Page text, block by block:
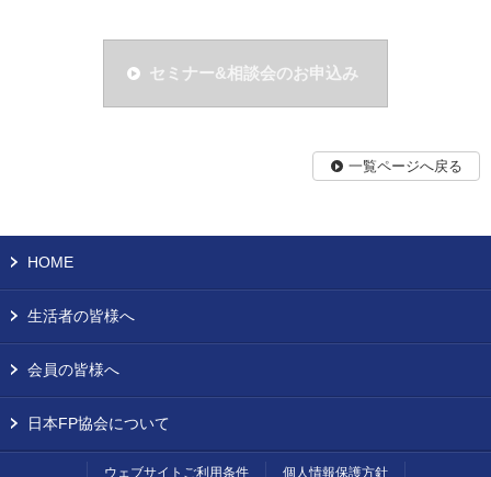
セミナー&相談会のお申込み
一覧ページへ戻る
HOME
生活者の皆様へ
会員の皆様へ
日本FP協会について
ウェブサイトご利用条件 個人情報保護方針